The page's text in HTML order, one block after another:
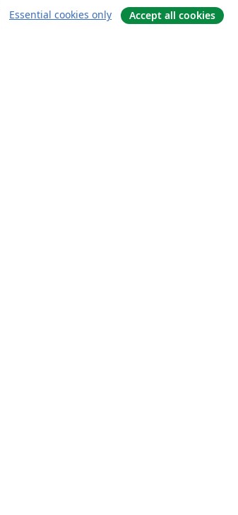
Essential cookies only Accept all cookies